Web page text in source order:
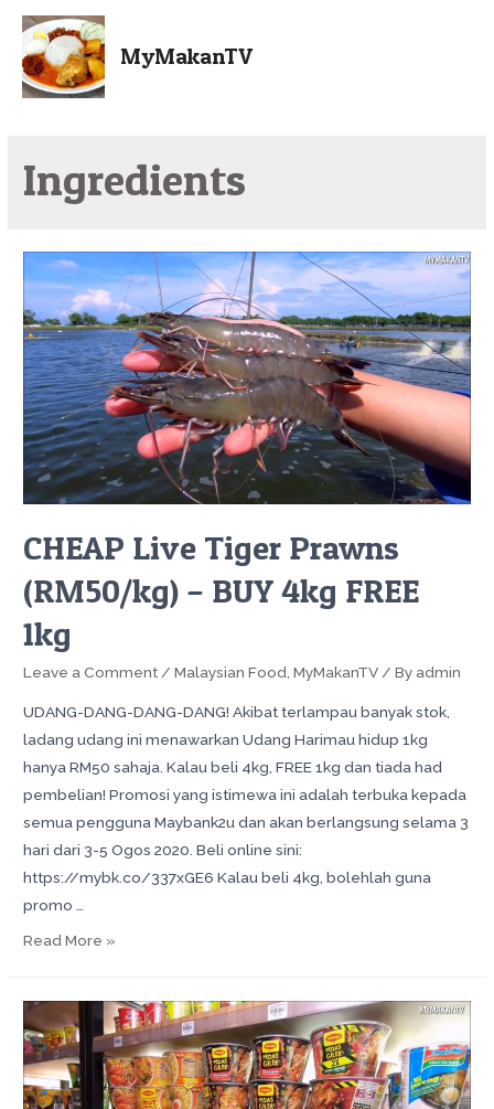
MyMakanTV
Ingredients
CHEAP Live Tiger Prawns
(RM50/kg) – BUY 4kg FREE
1kg
Leave a Comment/Malaysian Food,MyMakanTV/ By admin
UDANG-DANG-DANG-DANG! Akibat terlampau banyak stok,
ladang udang ini menawarkan Udang Harimau hidup 1kg
hanya RM50 sahaja. Kalau beli 4kg, FREE 1kg dan tiada had
pembelian! Promosi yang istimewa ini adalah terbuka kepada
semua pengguna Maybank2u dan akan berlangsung selama 3
hari dari 3-5 Ogos 2020. Beli online sini:
https://mybk.co/337xGE6 Kalau beli 4kg, bolehlah guna
promo …
Read More »